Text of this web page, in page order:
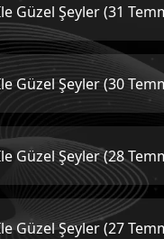
Güzel Şeyler (31
Güzel Şeyler (30
Güzel Şeyler (28
Güzel Şeyler (27